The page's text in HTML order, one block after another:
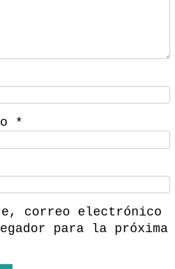
*
correo electrónico
para la próxima